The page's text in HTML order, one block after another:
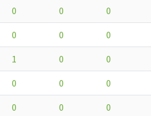
0 0 0
0 0 0
1 0 0
0 0 0
0 0 0